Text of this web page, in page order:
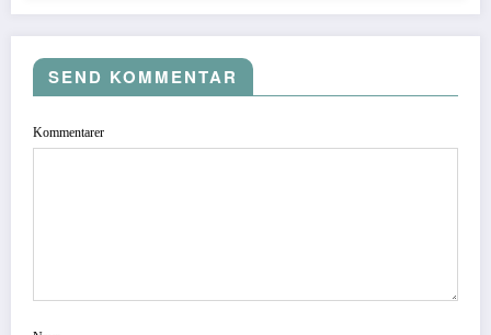
SEND KOMMENTAR
Kommentarer